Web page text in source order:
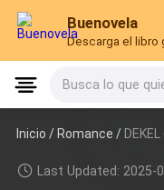
Buenovela
Descarga el libro
Busca lo que
Inicio /Romance /
Last Updated: 2025-